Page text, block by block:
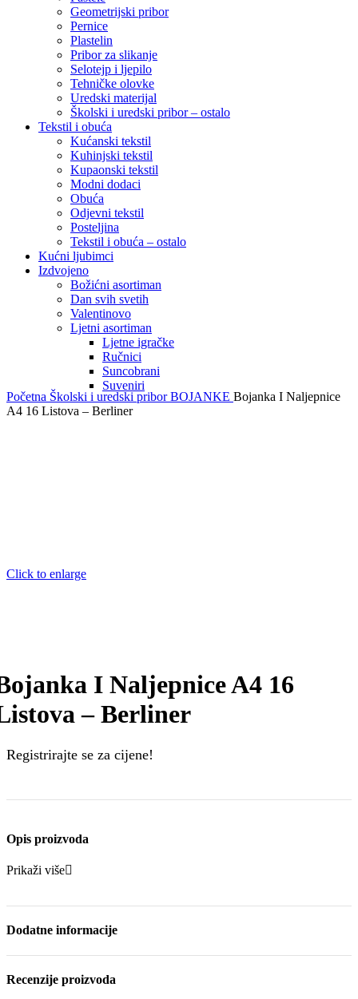
Geometrijski pribor
Pernice
Plastelin
Pribor za slikanje
Selotejp i ljepilo
Tehničke olovke
Uredski materijal
Školski i uredski pribor – ostalo
Tekstil i obuća
Kućanski tekstil
Kuhinjski tekstil
Kupaonski tekstil
Modni dodaci
Obuća
Odjevni tekstil
Posteljina
Tekstil i obuća – ostalo
Kućni ljubimci
Izdvojeno
Božićni asortiman
Dan svih svetih
Valentinovo
Ljetni asortiman
Ljetne igračke
Ručnici
Suncobrani
Suveniri
Početna Školski i uredski priborBOJANKE Bojanka I Naljepnice
A4 16 Listova – Berliner
Click to enlarge
I Naljepnice A4 16
– Berliner
Registrirajte se za cijene!
Opis proizvoda
Prikaži više
Dodatne informacije
Recenzije proizvoda